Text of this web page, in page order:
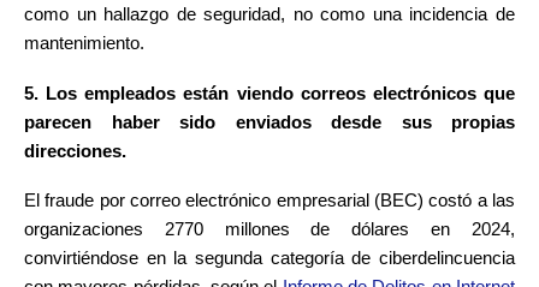
como un hallazgo de seguridad, no como una incidencia de
mantenimiento.
5. Los empleados están viendo correos electrónicos que
parecen haber sido enviados desde sus propias
direcciones.
El fraude por correo electrónico empresarial (BEC) costó a las
organizaciones 2770 millones de dólares en 2024,
convirtiéndose en la segunda categoría de ciberdelincuencia